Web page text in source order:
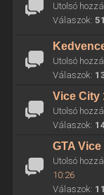
Utolsó
Válaszok: 51
Utolsó
Válaszok:
Vice City
Utolsó
Válaszok:
GTA
Utolsó
10:26
Válaszok: 11